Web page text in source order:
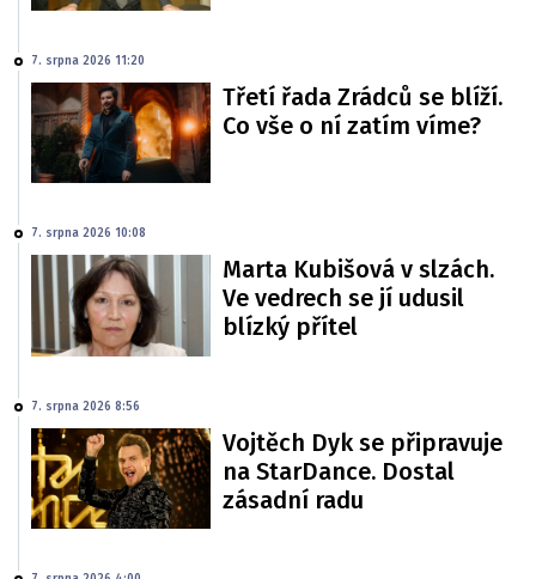
7. srpna 2026 11:20
Třetí řada Zrádců se blíží.
Co vše o ní zatím víme?
7. srpna 2026 10:08
Marta Kubišová v slzách.
Ve vedrech se jí udusil
blízký přítel
7. srpna 2026 8:56
Vojtěch Dyk se připravuje
na StarDance. Dostal
zásadní radu